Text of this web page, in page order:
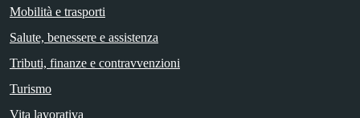
Mobilità e trasporti
Salute, benessere e assistenza
Tributi, finanze e contravvenzioni
Turismo
Vita lavorativa